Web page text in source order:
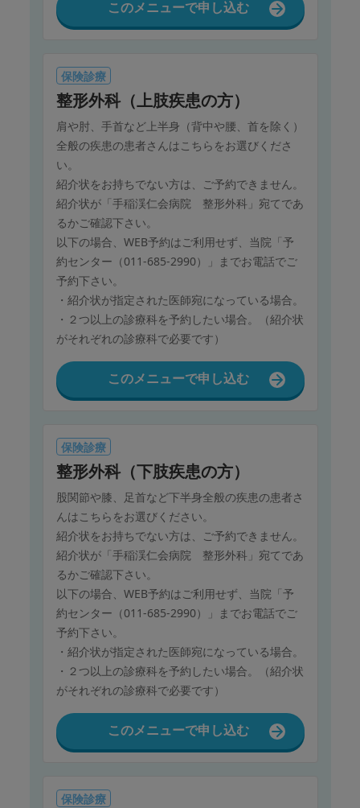
このメニューで申し込む
保険診療
整形外科（上肢疾患の方）
肩や肘、手首など上半身（背中や腰、首を除く）
全般の疾患の患者さんはこちらをお選びくださ
い。
紹介状をお持ちでない方は、ご予約できません。
紹介状が「手稲渓仁会病院 整形外科」宛てであ
るかご確認下さい。
以下の場合、WEB予約はご利用せず、当院「予
約センター（011-685-2990）」までお電話でご
予約下さい。
・紹介状が指定された医師宛になっている場合。
・２つ以上の診療科を予約したい場合。（紹介状
がそれぞれの診療科で必要です）
このメニューで申し込む
保険診療
整形外科（下肢疾患の方）
股関節や膝、足首など下半身全般の疾患の患者さ
んはこちらをお選びください。
紹介状をお持ちでない方は、ご予約できません。
紹介状が「手稲渓仁会病院 整形外科」宛てであ
るかご確認下さい。
以下の場合、WEB予約はご利用せず、当院「予
約センター（011-685-2990）」までお電話でご
予約下さい。
・紹介状が指定された医師宛になっている場合。
・２つ以上の診療科を予約したい場合。（紹介状
がそれぞれの診療科で必要です）
このメニューで申し込む
保険診療